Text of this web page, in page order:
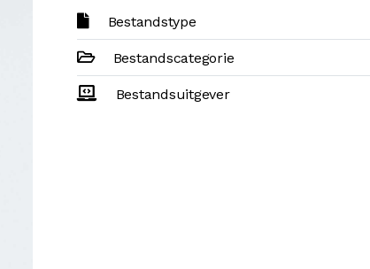
Bestandstype
Bestandscategorie
Bestandsuitgever